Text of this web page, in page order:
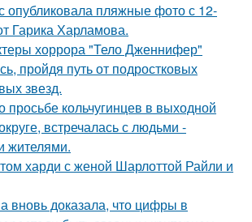
опубликовала пляжные фото с 12-
Гарика Харламова.
хоррора "Тело Дженнифер"
пройдя путь от подростковых
звезд.
просьбе кольчугинцев в выходной
встречалась с людьми -
жителями.
харди с женой Шарлоттой Райли и
вновь доказала, что цифры в